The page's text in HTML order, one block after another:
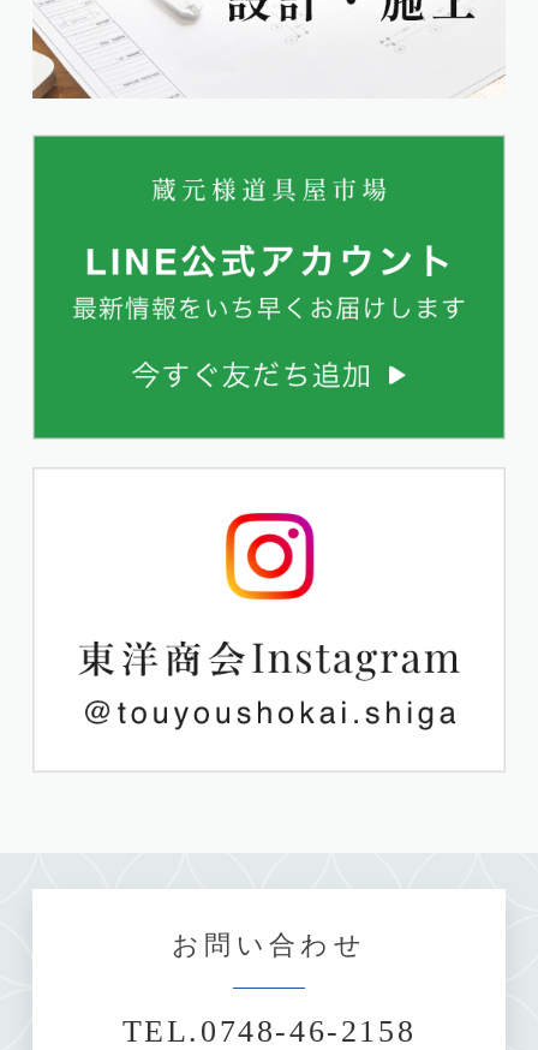
お問い合わせ
TEL.0748-46-2158